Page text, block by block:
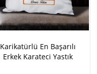
Karikatürlü En Başarılı
Erkek Karateci Yastık